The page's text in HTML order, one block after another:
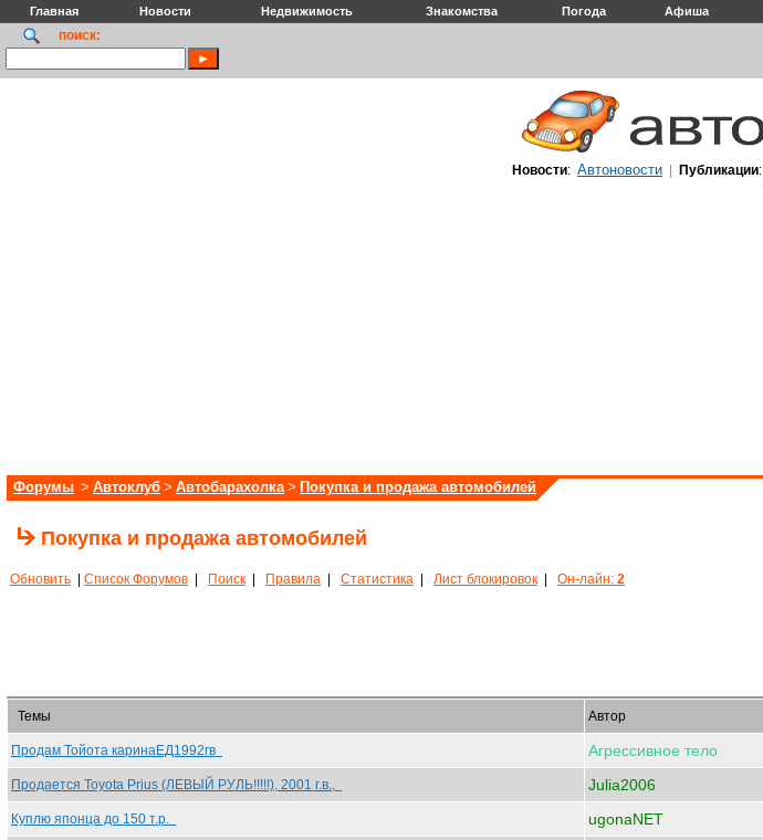
Главная Новости Недвижимость Знакомства Погода Афиша
поиск:
Новости: Автоновости Публикации:
Форумы > Автоклуб > Автобарахолка > Покупка и продажа автомобилей
Покупка и продажа автомобилей
Обновить Список Форумов Поиск Правила Статистика Лист блокировок Он-лайн: 2
Темы Автор
Продам Тойота каринаЕД1992гв Агрессивное тело
Продается Toyota Prius (ЛЕВЫЙ РУЛЬ!!!!!), 2001 г.в., Julia2006
Куплю японца до 150 т.р. ugonaNET